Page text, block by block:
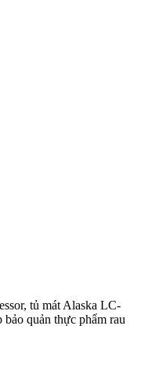
tủ mát Alaska LC-
quản thực phẩm rau